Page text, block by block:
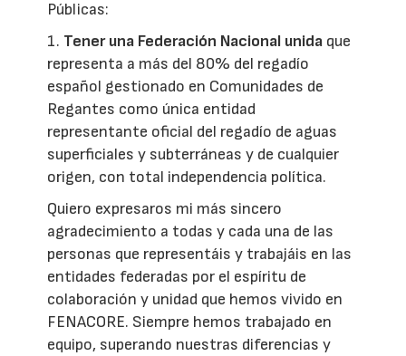
Públicas:
1. Tener una Federación Nacional unida que
representa a más del 80% del regadío
español gestionado en Comunidades de
Regantes como única entidad
representante oficial del regadío de aguas
superficiales y subterráneas y de cualquier
origen, con total independencia política.
Quiero expresaros mi más sincero
agradecimiento a todas y cada una de las
personas que representáis y trabajáis en las
entidades federadas por el espíritu de
colaboración y unidad que hemos vivido en
FENACORE. Siempre hemos trabajado en
equipo, superando nuestras diferencias y